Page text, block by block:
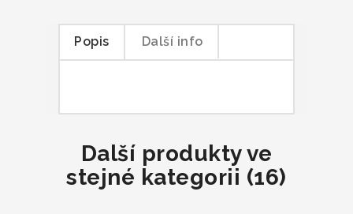
Popis Další info
Další produkty ve
stejné kategorii (16)